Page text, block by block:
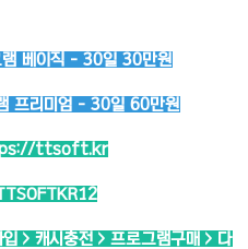
베이직 - 30일 30만원
프리미엄 - 30일 60만원
ttsoft.kr
> 캐시충전 > 프로그램구매 > 다